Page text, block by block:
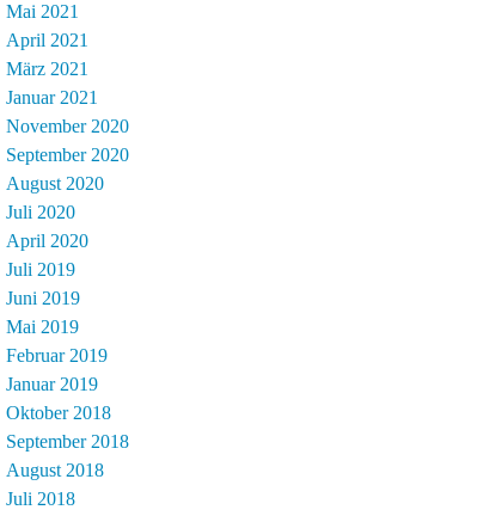
Mai 2021
April 2021
März 2021
Januar 2021
November 2020
September 2020
August 2020
Juli 2020
April 2020
Juli 2019
Juni 2019
Mai 2019
Februar 2019
Januar 2019
Oktober 2018
September 2018
August 2018
Juli 2018